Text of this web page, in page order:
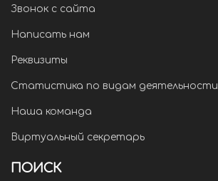
Звонок с сайта
Написать нам
Реквизиты
Статистика по видам деятельности
Наша команда
Виртуальный секретарь
ПОИСК